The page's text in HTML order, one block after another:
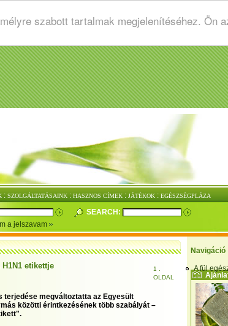
szabott tartalmak megjelenítéséhez. Ön
: SZOLGÁLTATÁSAINK : HASZNOS CÍMEK : JÁTÉKOK : EGÉSZSÉGPLÁZA
SEARCH:
a jelszavam
Navigáció
A fül
etikettje
1 .
OLDAL
terjedése megváltoztatta az Egyesült
közötti érintkezésének több szabályát –